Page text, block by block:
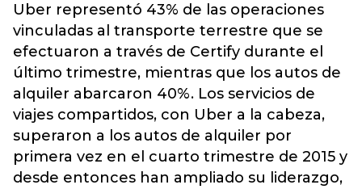
Uber representó 43% de las operaciones
vinculadas al transporte terrestre que se
efectuaron a través de Certify durante el
último trimestre, mientras que los autos de
alquiler abarcaron 40%. Los servicios de
viajes compartidos, con Uber a la cabeza,
superaron a los autos de alquiler por
primera vez en el cuarto trimestre de 2015 y
desde entonces han ampliado su liderazgo,